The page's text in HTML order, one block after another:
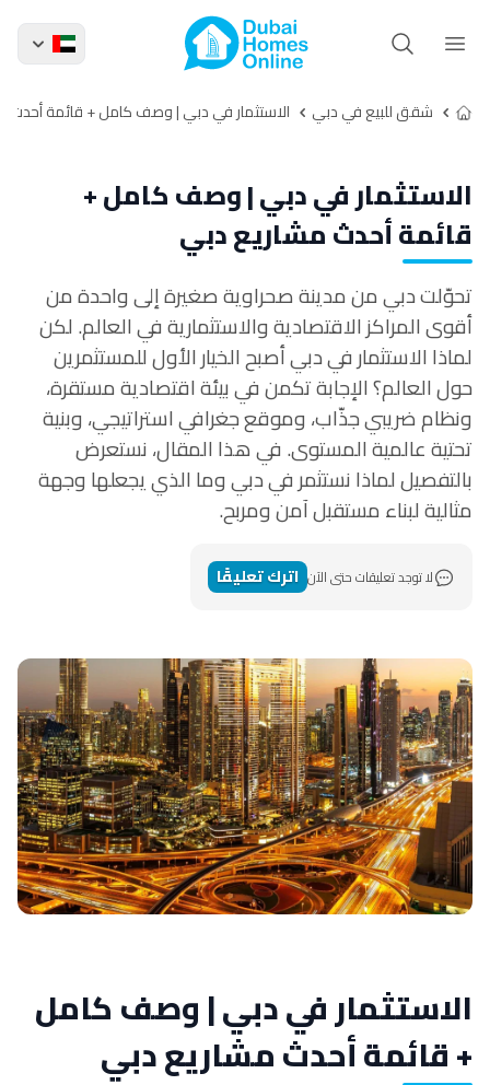
شقق للبيع في دبي الاستثمار في دبي | وصف كامل + قائمة أحدث
الاستثمار في دبي | وصف كامل +
قائمة أحدث مشاريع دبي
تحوّلت دبي من مدينة صحراوية صغيرة إلى واحدة من
أقوى المراكز الاقتصادية والاستثمارية في العالم. لكن
لماذا الاستثمار في دبي أصبح الخيار الأول للمستثمرين
حول العالم؟الإجابة تكمن في بيئة اقتصادية مستقرة،
ونظام ضريبي جذّاب، وموقع جغرافي استراتيجي، وبنية
تحتية عالمية المستوى. في هذا المقال، نستعرض
بالتفصيل لماذا نستثمر في دبي وما الذي يجعلها وجهة
مثالية لبناء مستقبل آمن ومربح.
لا توجد تعليقات حتى الآن اترك تعليقًا
الاستثمار في دبي | وصف كامل
+ قائمة أحدث مشاريع دبي